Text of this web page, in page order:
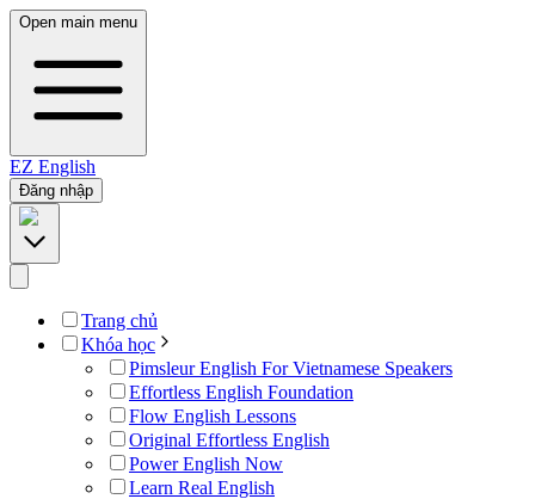
Open main menu
EZ English
Đăng nhập
Trang chủ
Khóa học
Pimsleur English For Vietnamese Speakers
Effortless English Foundation
Flow English Lessons
Original Effortless English
Power English Now
Learn Real English